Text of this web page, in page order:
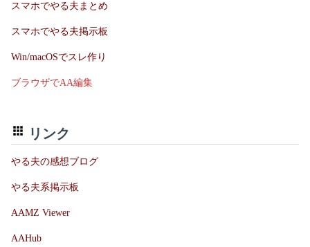
スマホでやる夫まとめ
スマホでやる夫掲示板
Win/macOSでスレ作り
ブラウザでAA編集
リンク
やる夫の感想ブログ
やる夫系掲示板
AAMZ Viewer
AAHub